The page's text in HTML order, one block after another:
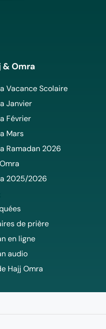
& Omra
Vacance Scolaire
Janvier
Février
Mars
Ramadan 2026
2025/2026
de prière
en ligne
audio
Hajj Omra